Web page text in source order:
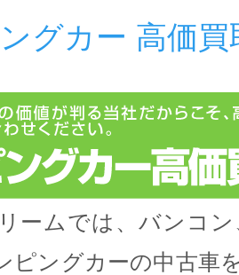
グカー 高価買
ームでは、バンコ
ピングカーの中古車